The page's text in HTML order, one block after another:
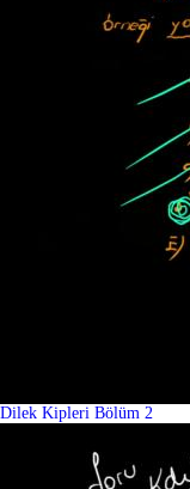
Dilek Kipleri Bölüm 2